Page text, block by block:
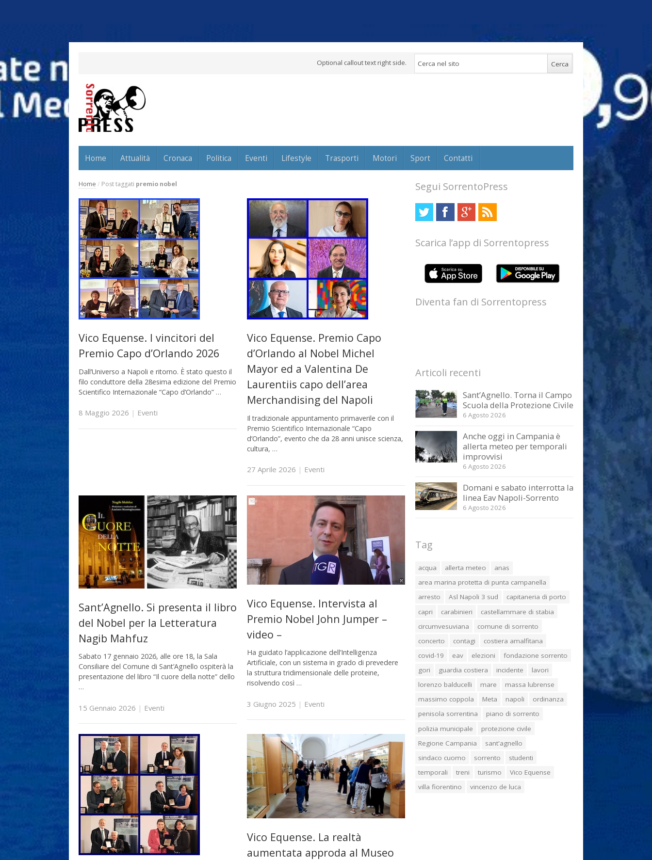
Optional callout text right side.
Home Attualità Cronaca Politica Eventi Lifestyle Trasporti Motori Sport Contatti
Home / Post taggati premio nobel
Vico Equense. I vincitori del
Premio Capo d’Orlando 2026
Dall’Universo a Napoli e ritorno. È stato questo il
filo conduttore della 28esima edizione del Premio
Scientifico Internazionale “Capo d’Orlando” …
8 Maggio 2026 | Eventi
Vico Equense. Premio Capo
d’Orlando al Nobel Michel
Mayor ed a Valentina De
Laurentiis capo dell’area
Merchandising del Napoli
Il tradizionale appuntamento primaverile con il
Premio Scientifico Internazionale “Capo
d’Orlando”, evento che da 28 anni unisce scienza,
cultura, …
27 Aprile 2026 | Eventi
Sant’Agnello. Si presenta il libro
del Nobel per la Letteratura
Nagib Mahfuz
Sabato 17 gennaio 2026, alle ore 18, la Sala
Consiliare del Comune di Sant’Agnello ospiterà la
presentazione del libro “Il cuore della notte” dello
…
15 Gennaio 2026 | Eventi
Vico Equense. Intervista al
Premio Nobel John Jumper –
video –
Ha guidato l’applicazione dell’Intelligenza
Artificiale, con un sistema in grado di prevedere
la struttura tridimensionale delle proteine,
risolvendo così …
3 Giugno 2025 | Eventi
Vico Equense. La realtà
aumentata approda al Museo
Segui SorrentoPress
Scarica l’app di Sorrentopress
Diventa fan di Sorrentopress
Articoli recenti
Sant’Agnello. Torna il Campo
Scuola della Protezione Civile
6 Agosto 2026
Anche oggi in Campania è
allerta meteo per temporali
improvvisi
6 Agosto 2026
Domani e sabato interrotta la
linea Eav Napoli-Sorrento
6 Agosto 2026
Tag
acqua allerta meteo
anas
area marina protetta di punta campanella
arresto
Asl Napoli 3 sud
capitaneria di porto
capri
carabinieri
castellammare di stabia
circumvesuviana
comune di sorrento
concerto
contagi
costiera amalfitana
covid-19
eav elezioni
fondazione sorrento
gori
guardia costiera incidente
lavori
lorenzo balducelli
mare
massa lubrense
massimo coppola
Meta napoli
ordinanza
penisola sorrentina
piano di sorrento
polizia municipale
protezione civile
Regione Campania
sant'agnello
sindaco cuomo
sorrento
studenti
temporali
treni turismo
Vico Equense
villa fiorentino
vincenzo de luca